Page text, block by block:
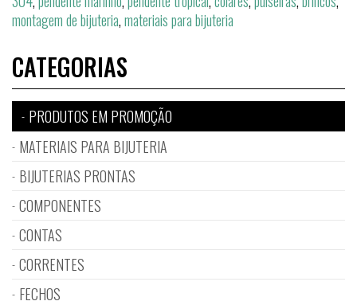
montagem de bijuteria,materiais para bijuteria
CATEGORIAS
PRODUTOS EM PROMOÇÃO
MATERIAIS PARA BIJUTERIA
BIJUTERIAS PRONTAS
COMPONENTES
CONTAS
CORRENTES
FECHOS